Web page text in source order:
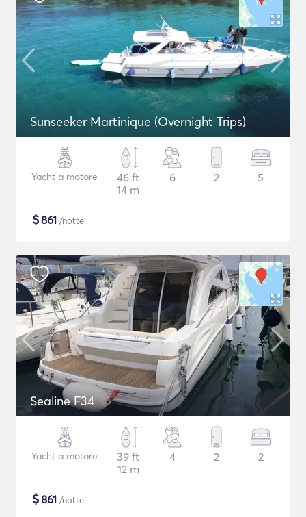
Sunseeker Martinique (Overnight Trips)
Yacht a motore
46 ft
14 m
6 2 5
$861 /notte
Sealine F34
Yacht a motore
39 ft
12 m
4 2 2
$861 /notte